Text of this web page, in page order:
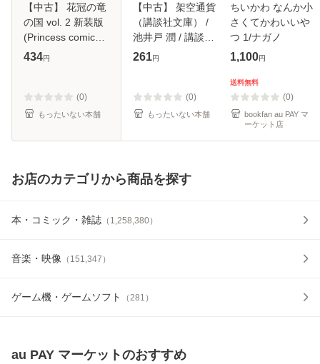
【中古】 花冠の竜
の国 vol. 2 新装版
(Princess comics
alpha) / 中山星香 /
無料】
434円
(0)
もったいない本舗
【中古】 架空通貨
（講談社文庫） /
池井戸 潤 / 講談社
[文庫]【メール便送
261円
(0)
もったいない本舗
ちいかわ なんか小
さくてかわいいや
つ 1/ナガノ
1,100円
送料無料
(0)
bookfan au PAY マ
ーケット店
お店のカテゴリから商品を探す
本・コミック・雑誌 （ 1,258,380）
音楽・映像 （ 151,347 ）
ゲーム機・ゲームソフト （281 ）
au PAY マーケットのおすすめ